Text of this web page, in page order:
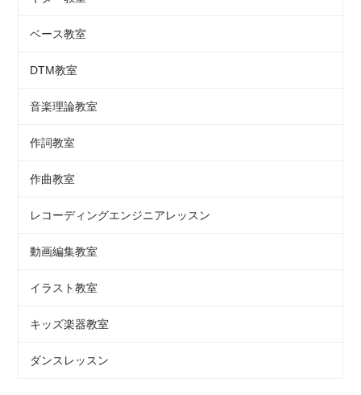
ベース教室
DTM教室
音楽理論教室
作詞教室
作曲教室
レコーディングエンジニアレッスン
動画編集教室
イラスト教室
キッズ楽器教室
ダンスレッスン